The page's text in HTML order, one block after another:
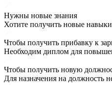
Нужны новые знания
Хотите получить новые
Чтобы получить прибавку к
Необходим диплом для
Чтобы получить новую
Для назначения на должность